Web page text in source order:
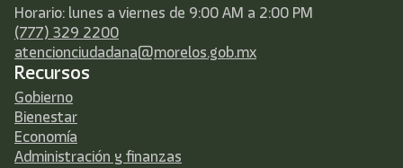
Horario: lunes a viernes de 9:00 AM a 2:00 PM
(777) 329 2200
atencionciudadana@morelos.gob.mx
Recursos
Gobierno
Bienestar
Economía
Administración y finanzas